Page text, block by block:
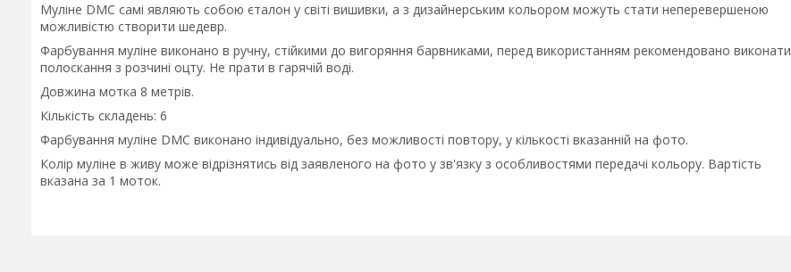
Муліне DMC самі являють собою єталон у світі вишивки, а з дизайнерським кольором можуть стати неперевершеною
можливістю створити шедевр.
Фарбування муліне виконано в ручну, стійкими до вигоряння барвниками, перед використанням рекомендовано виконати
полоскання з розчині оцту. Не прати в гарячій воді.
Довжина мотка 8 метрів.
Кількість складень: 6
Фарбування муліне DMC виконано індивідуально, без можливості повтору, у кількості вказанній на фото.
Колір муліне в живу може відрізнятись від заявленого на фото у зв'язку з особливостями передачі кольору. Вартість
вказана за 1 моток.